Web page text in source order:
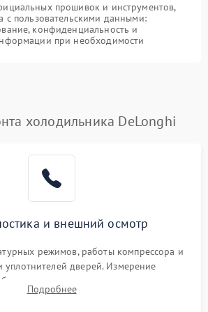
прошивок и инструментов,
с пользовательскими данными:
конфиденциальность и
при необходимости
холодильника DeLonghi
и внешний осмотр
режимов, работы компрессора и
уплотнителей дверей. Измерение
мотора, проверка термостата и
ошибок с электронного дисплея.
Подробнее